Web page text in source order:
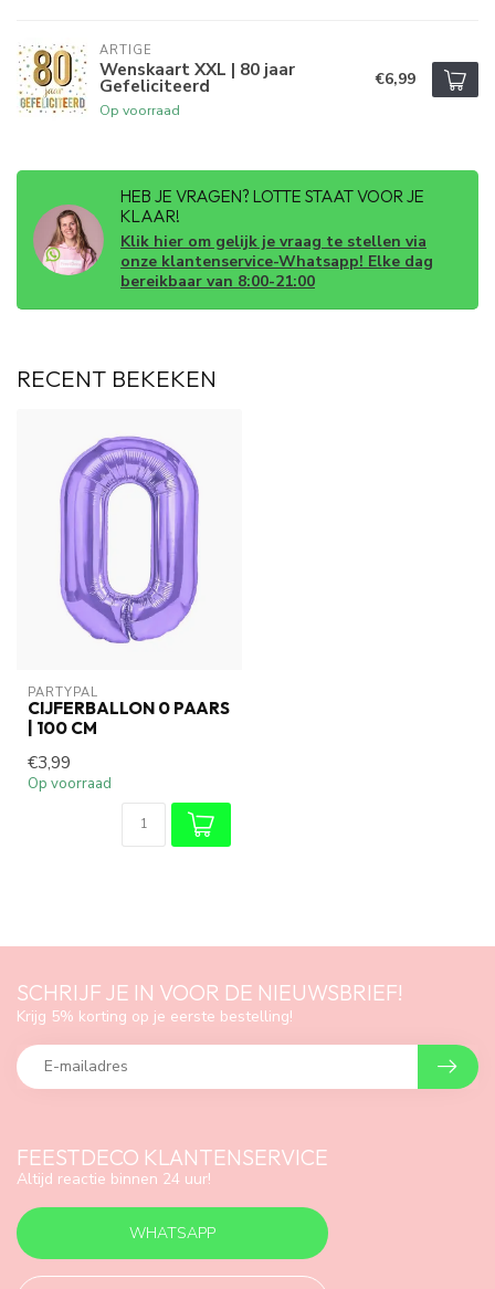
ARTIGE
Wenskaart XXL | 80 jaar
Gefeliciteerd
Op voorraad
€6,99
HEB JE VRAGEN? LOTTE STAAT VOOR JE
KLAAR!
Klik hier om gelijk je vraag te stellen via
onze klantenservice-Whatsapp! Elke dag
bereikbaar van 8:00-21:00
RECENT BEKEKEN
PARTYPAL
CIJFERBALLON 0 PAARS
| 100 CM
€3,99
Op voorraad
FEESTDECO KLANTENSERVICE
Altijd reactie binnen 24 uur!
WHATSAPP
SCHRIJF JE IN VOOR DE NIEUWSBRIEF!
Krijg 5% korting op je eerste bestelling!